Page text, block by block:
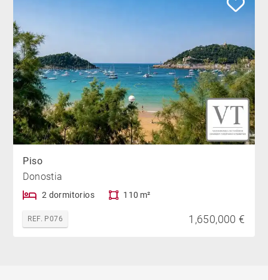
Piso
Donostia
2 dormitorios 110 m²
REF. P076 1,650,000 €